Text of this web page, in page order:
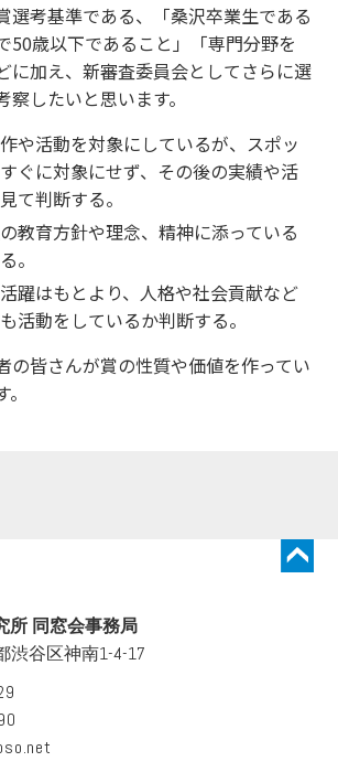
選考基準である、「桑沢卒業生である
50歳以下であること」「専門分野を
に加え、新審査委員会としてさらに選
したいと思います。
や活動を対象にしているが、スポッ
ぐに対象にせず、その後の実績や活
て判断する。
教育方針や理念、精神に添っている
。
躍はもとより、人格や社会貢献など
活動をしているか判断する。
の皆さんが賞の性質や価値を作ってい
所 同窓会事務局
渋谷区神南1-4-17